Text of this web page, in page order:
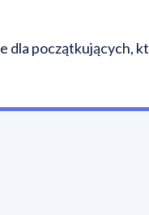
dla początkujących,